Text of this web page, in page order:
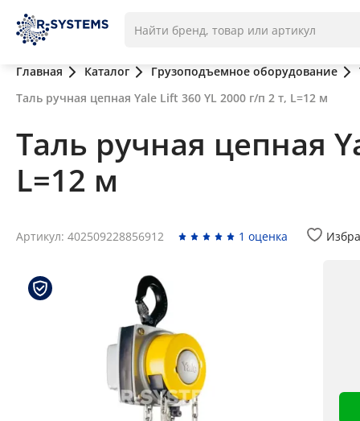
Главная Каталог Грузоподъемное оборудование
Таль ручная цепная Yale Lift 360 YL 2000 г/п 2 т, L=12 м
Таль ручная цепная
L=12 м
Артикул: 402509228856912 1 оценка